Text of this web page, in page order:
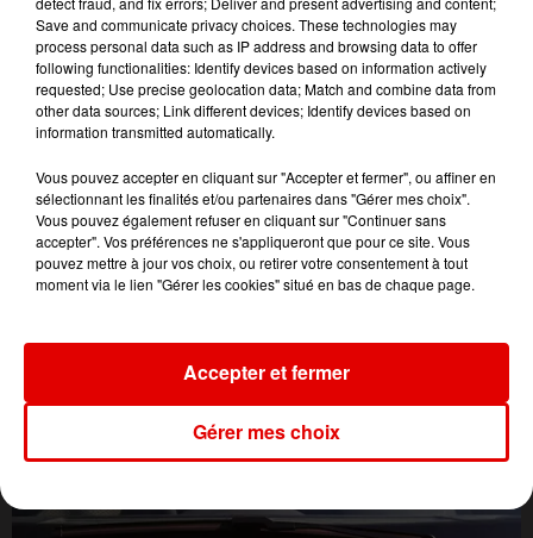
L'ACTU DES ARDENNES
Save and communicate privacy choices. These technologies may
process personal data such as IP address and browsing data to offer
following functionalities: Identify devices based on information actively
requested; Use precise geolocation data; Match and combine data from
other data sources; Link different devices; Identify devices based on
information transmitted automatically.
Vous pouvez accepter en cliquant sur "Accepter et fermer", ou affiner en
sélectionnant les finalités et/ou partenaires dans "Gérer mes choix".
Vous pouvez également refuser en cliquant sur "Continuer sans
accepter". Vos préférences ne s'appliqueront que pour ce site. Vous
pouvez mettre à jour vos choix, ou retirer votre consentement à tout
moment via le lien "Gérer les cookies" situé en bas de chaque page.
Gérer mes choix
Accepter et fermer